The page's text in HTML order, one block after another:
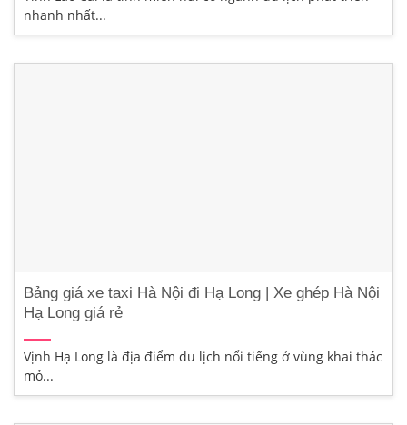
nhanh nhất...
Bảng giá xe taxi Hà Nội đi Hạ Long | Xe ghép Hà Nội
Hạ Long giá rẻ
Vịnh Hạ Long là địa điểm du lịch nổi tiếng ở vùng khai thác
mỏ...